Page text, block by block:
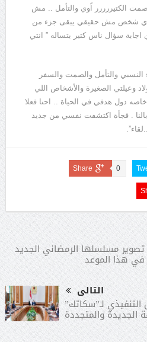
الكتيررررر اًوي والتأمل .. مش
اي شخص مش حقيقي يبقى جزء من
اجابة سؤال ناس كتير بتساله ” انتي
النسبي والتأمل والصمت والسفر
وعيلتي الصغيرة والأشخاص اللي
دول هدفي في الحياة .. احنا فعلا
بالنا . فجأة اكتشفت نفسي من جديد
Share 0
مسلسلها الرمضاني الجديد
هذا الموعد
التالى
لـ”سكاتك”
الجديدة والمتجددة